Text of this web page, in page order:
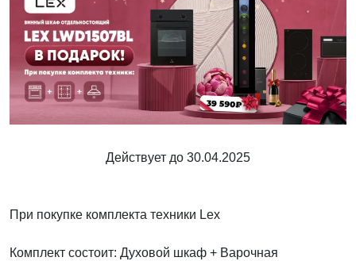
Действует до 30.04.2025
При покупке комплекта техники Lex
Комплект состоит: Духовой шкаф + Варочная